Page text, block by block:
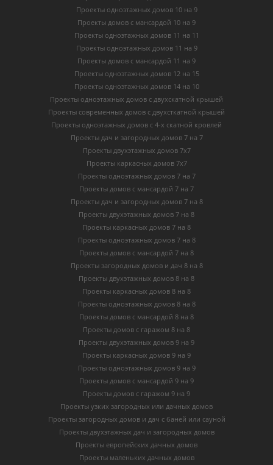
Проекты одноэтажных домов 10 на 9
Проекты домов с мансардой 10 на 9
Проекты одноэтажных домов 11 на 11
Проекты одноэтажных домов 11 на 9
Проекты домов с мансардой 11 на 9
Проекты одноэтажных домов 12 на 15
Проекты одноэтажных домов 14 на 10
Проекты одноэтажных домов с двухскатной крышей
Проекты современных домов с двухсткатной крышей
Проекты одноэтажных домов с 4-х скатной кровлей
Проекты дач и загородных домов 7 на 7
Проекты двухэтажных домов 7х7
Проекты каркасных домов 7х7
Проекты одноэтажных домов 7 на 7
Проекты домов с мансардой 7 на 7
Проекты дач и загородных домов 7 на 8
Проекты двухэтажных домов 7 на 8
Проекты каркасных домов 7 на 8
Проекты одноэтажных домов 7 на 8
Проекты домов с мансардой 7 на 8
Проекты загородных домов и дач 8 на 8
Проекты двухэтажных домов 8 на 8
Проекты каркасных домов 8 на 8
Проекты одноэтажных домов 8 на 8
Проекты домов с мансардой 8 на 8
Проекты домов с гаражом 8 на 8
Проекты двухэтажных домов 9 на 9
Проекты каркасных домов 9 на 9
Проекты одноэтажных домов 9 на 9
Проекты домов с мансардой 9 на 9
Проекты домов с гаражом 9 на 9
Проекты узких загородных или дачных домов
Проекты загородных домов и дач с баней или сауной
Проекты двухэтажных дач и загородных домов
Проекты европейских дачных домов
Проекты маленьких дачных домов